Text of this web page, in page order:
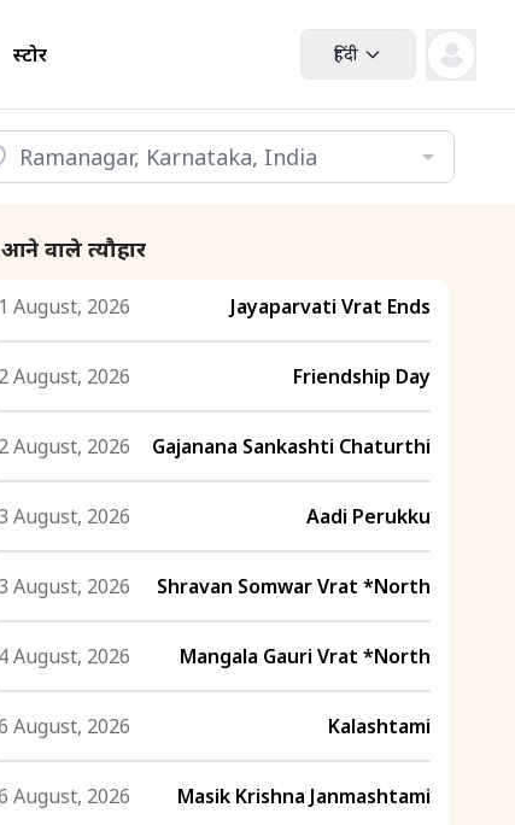
स्टोर हिंदी
आने वाले त्यौहार
1 August, 2026 Jayaparvati Vrat Ends
2 August, 2026 Friendship Day
2 August, 2026 Gajanana Sankashti Chaturthi
3 August, 2026 Aadi Perukku
3 August, 2026 Shravan Somwar Vrat *North
4 August, 2026 Mangala Gauri Vrat *North
August, 2026 Kalashtami
August, 2026 Masik Krishna Janmashtami